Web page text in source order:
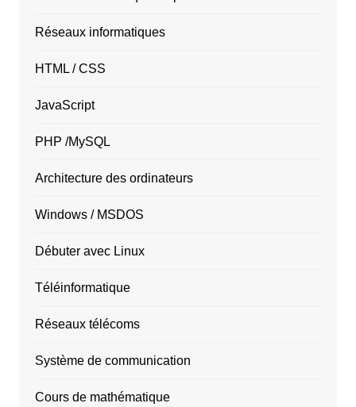
Réseaux informatiques
HTML / CSS
JavaScript
PHP /MySQL
Architecture des ordinateurs
Windows / MSDOS
Débuter avec Linux
Téléinformatique
Réseaux télécoms
Système de communication
Cours de mathématique